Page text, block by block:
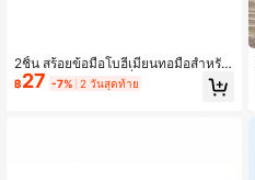
2ชิ้น สร้อยข้อมือโบฮีเมียนทอมือสำหรับ
การเล่นกระดานโต้คลื่น สร้อยข้อมือกัน
น้ำสำหรับทะเล ปรับขนาดได้ สีดำและสี
฿27 -7% 2 วันสุดท้าย